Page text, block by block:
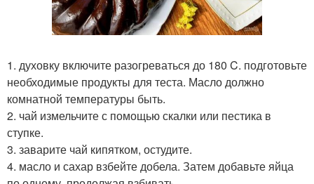
1. духовку включите разогреваться до 180 C. подготовьте
необходимые продукты для теста. Масло должно
комнатной температуры быть.
2. чай измельчите с помощью скалки или пестика в
ступке.
3. заварите чай кипятком, остудите.
4. масло и сахар взбейте добела. Затем добавьте яйца